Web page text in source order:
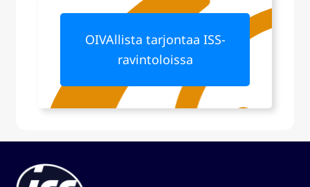
OIVAllista tarjontaa ISS-
ravintoloissa